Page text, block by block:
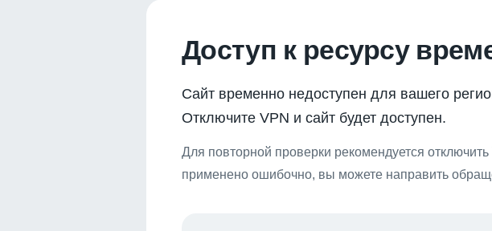
Доступ к ресурсу
Сайт временно недоступен для вашего
Отключите VPN и сайт будет доступен.
Для повторной проверки рекомендуется
применено ошибочно, вы можете направить